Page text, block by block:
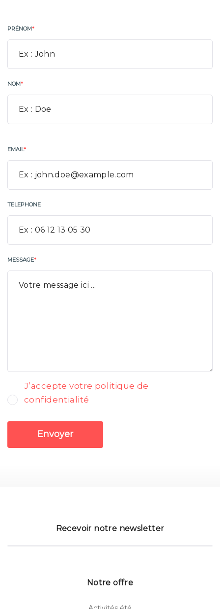
PRÉNOM*
NOM*
EMAIL*
TELEPHONE
MESSAGE*
J’accepte votre politique de
confidentialité
Envoyer
Recevoir notre newsletter
Notre offre